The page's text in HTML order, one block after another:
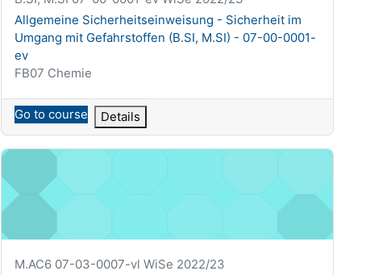
Nazwa kursu
Allgemeine Sicherheitseinweisung - Sicherheit im
Umgang mit Gefahrstoffen (B.SI, M.SI) - 07-00-0001-
ev
Kategoria kursu
FB07 Chemie
Go to course Details
Chemie anorganischer Festkörper I (M.AC6) - 07-03-0007-vl
Krótka nazwa kursu
M.AC6 07-03-0007-vl WiSe 2022/23